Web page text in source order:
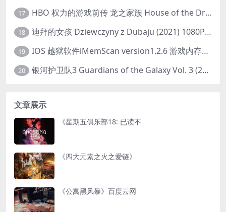
17 HBO 权力的游戏前传 龙之家族 House of the Dragon (2022) 中字 1080P 更新4集
18 迪拜的女孩 Dziewczyny z Dubaju (2021) 1080P 中字
19 IOS 越狱软件iMemScan version1.2.6 游戏内存修改器
20 银河护卫队3 Guardians of the Galaxy Vol. 3 (2023)4K高清资源1080p只分享精品
文章展示
《星期五俱乐部18: 已读不
《四大元素之火之爱链》
《公寓黑风暴》百度云网